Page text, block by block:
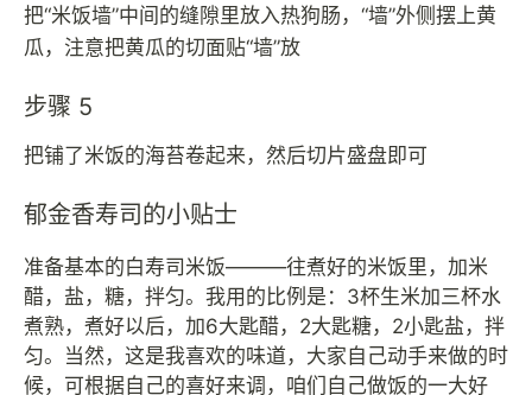
把“米饭墙”中间的缝隙里放入热狗肠，“墙”外侧摆上黄
瓜，注意把黄瓜的切面贴“墙”放
步骤 5
把铺了米饭的海苔卷起来，然后切片盛盘即可
郁金香寿司的小贴士
准备基本的白寿司米饭―――往煮好的米饭里，加米
醋，盐，糖，拌匀。我用的比例是：3杯生米加三杯水
煮熟，煮好以后，加6大匙醋，2大匙糖，2小匙盐，拌
匀。当然，这是我喜欢的味道，大家自己动手来做的时
候，可根据自己的喜好来调，咱们自己做饭的一大好